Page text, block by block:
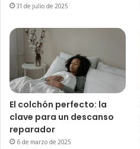
31 de julio de 2025
El colchón perfecto: la
clave para un descanso
reparador
6 de marzo de 2025